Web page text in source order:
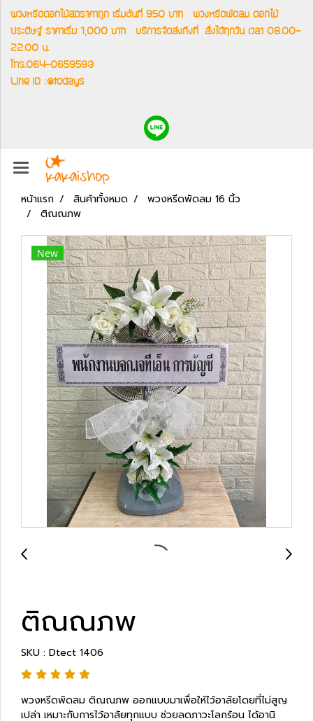
พวงหรีดดอกไม้สดราคาถูก เริ่มต้นที่ 950 บาท พวงหรีดพัดลม ดอกไม้
ประดิษฐ์ ราคาเริ่ม 1,000 บาท บริการจัดส่งถึงที่ สั่งได้ทุกวัน เวลา 08.00-
22.00 น.
โทร.064-0659593
Line ID :@todays
หน้าแรก สินค้าทั้งหมด
พวงหรีดพัดลม 16 นิ้ว
ติณณภพ
New
ติณณภพ
SKU : Dtect 1406
พวงหรีดพัดลม ติณณภพ ออกแบบมาเพื่อให้ไว้อาลัยโดยที่ไม่สูญ
เปล่า เหมาะกับการไว้อาลัยทุกแบบ ช่วยลดภาวะโลกร้อน ได้อานิ